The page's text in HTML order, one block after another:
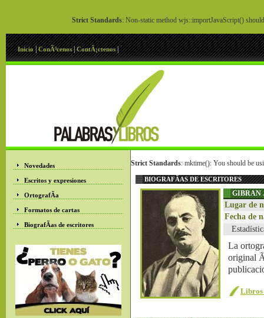
Strict Standards: Non-static method wjs::importJavaScript()
Inicio|ConÃ³cenos|ContÃ¡ctenos|
Novedades
Escritos y expresiones
OrtografÃ­a
Formatos de cartas
BiografÃ­as de escritores
Strict Standards: mktime(): You should be
BIOGRAFÃ­AS DE ESCRITORES
GIBRAN
Lugar de
Fecha de
La
original
Libros